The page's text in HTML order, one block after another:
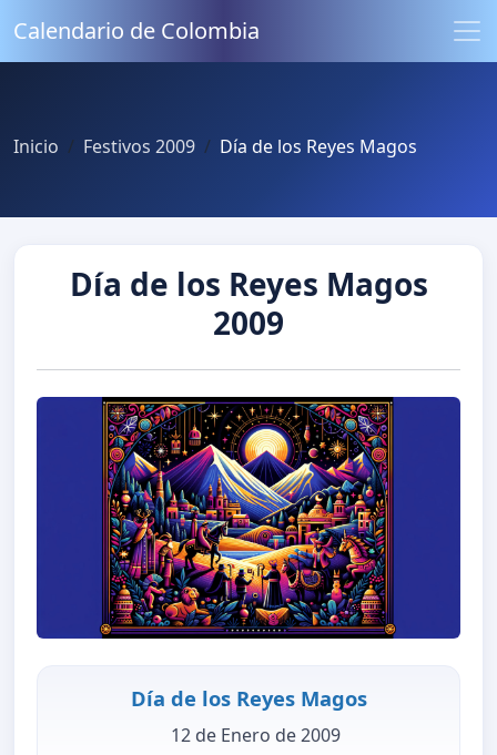
Calendario de Colombia
Inicio Festivos 2009 Día de los Reyes Magos
Día de los Reyes Magos
2009
Día de los Reyes Magos
12 de Enero de 2009